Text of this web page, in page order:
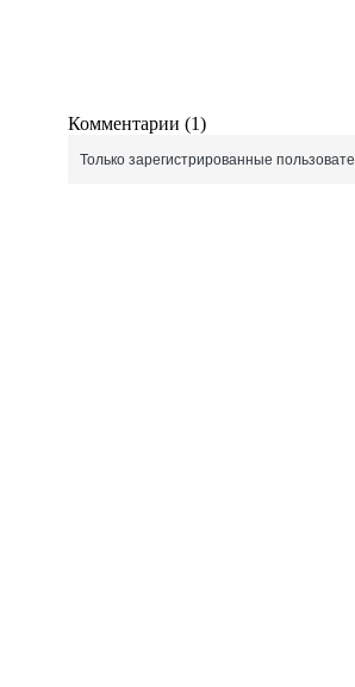
Комментарии (1)
Только зарегистрированные